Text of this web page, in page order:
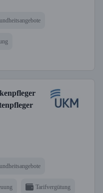
Tarifvergütung